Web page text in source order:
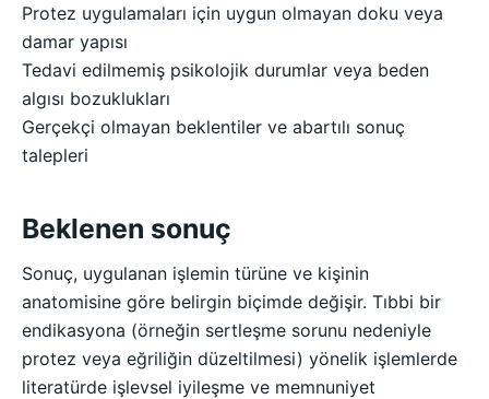
Protez uygulamaları için uygun olmayan doku veya
damar yapısı
Tedavi edilmemiş psikolojik durumlar veya beden
algısı bozuklukları
Gerçekçi olmayan beklentiler ve abartılı sonuç
talepleri
Beklenen sonuç
Sonuç, uygulanan işlemin türüne ve kişinin
anatomisine göre belirgin biçimde değişir. Tıbbi bir
endikasyona (örneğin sertleşme sorunu nedeniyle
protez veya eğriliğin düzeltilmesi) yönelik işlemlerde
literatürde işlevsel iyileşme ve memnuniyet